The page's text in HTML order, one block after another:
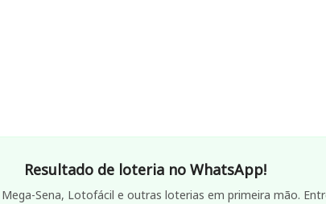
Resultado de loteria no WhatsApp!
Sena, Lotofácil e outras loterias em primeira mão.